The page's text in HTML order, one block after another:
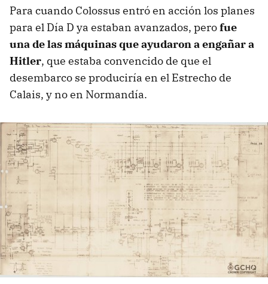
Para cuando Colossus entró en acción los planes
para el Día D ya estaban avanzados, perofue
una de las máquinas que ayudaron a engañar a
Hitler, que estaba convencido de que el
desembarco se produciría en el Estrecho de
Calais, y no en Normandía.